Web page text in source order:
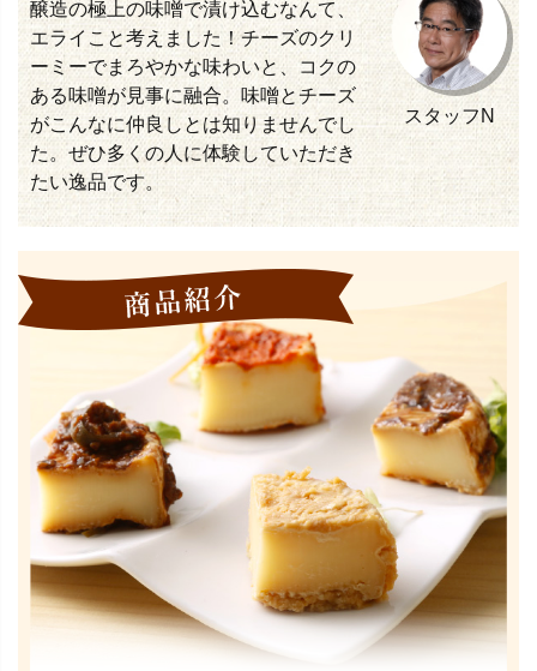
醸造の極上の味噌で漬け込むなんて、
エライこと考えました！チーズのクリ
ーミーでまろやかな味わいと、コクの
ある味噌が見事に融合。味噌とチーズ
がこんなに仲良しとは知りませんでし
た。ぜひ多くの人に体験していただき
たい逸品です。
スタッフN